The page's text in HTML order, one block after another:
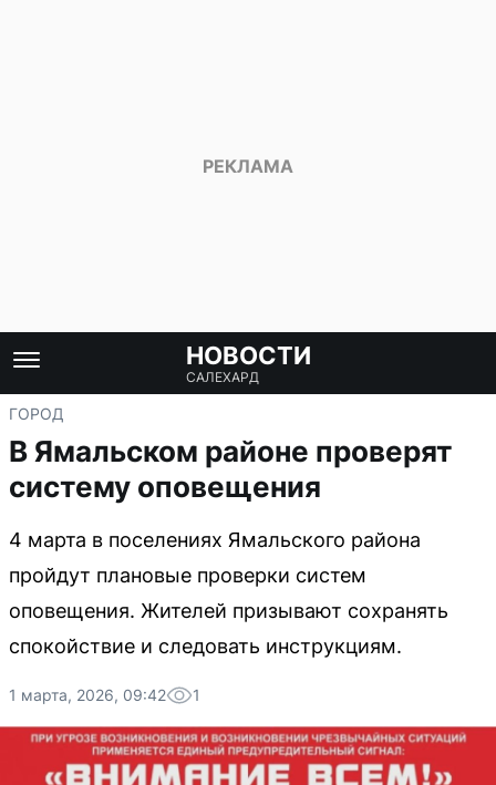
НОВОСТИ
САЛЕХАРД
ГОРОД
В Ямальском районе проверят
систему оповещения
4 марта в поселениях Ямальского района
пройдут плановые проверки систем
оповещения. Жителей призывают сохранять
спокойствие и следовать инструкциям.
1 марта, 2026, 09:42 1